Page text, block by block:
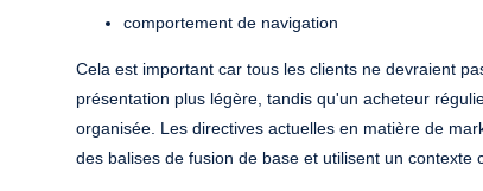
comportement de navigation
Cela est important car tous les clients ne devraient
présentation plus légère, tandis qu'un acheteur
organisée. Les directives actuelles en matière de
des balises de fusion de base et utilisent un contexte